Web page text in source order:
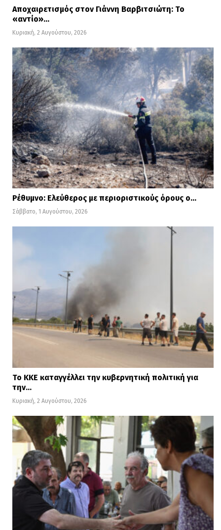
Αποχαιρετισμός στον Γιάννη Βαρβιτσιώτη: Το
«αντίο»…
Κυριακή, 2 Αυγούστου, 2026
Ρέθυμνο: Ελεύθερος με περιοριστικούς όρους ο…
Σάββατο, 1 Αυγούστου, 2026
Το ΚΚΕ καταγγέλλει την κυβερνητική πολιτική για
την…
Κυριακή, 2 Αυγούστου, 2026